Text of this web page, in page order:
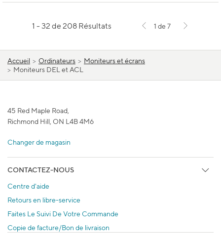
1 - 32 de 208 Résultats 1 de 7
Accueil > Ordinateurs > Moniteurs et écrans
> Moniteurs DEL et ACL
45 Red Maple Road,
Richmond Hill, ON L4B 4M6
Changer de magasin
CONTACTEZ-NOUS
Centre d'aide
Retours en libre-service
Faites Le Suivi De Votre Commande
Copie de facture/Bon de livraison